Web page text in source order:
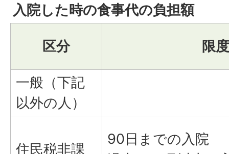
入院した時の食事代の負担額
区分 限度
一般（下記
以外の人）
住民税非課
90日までの入院